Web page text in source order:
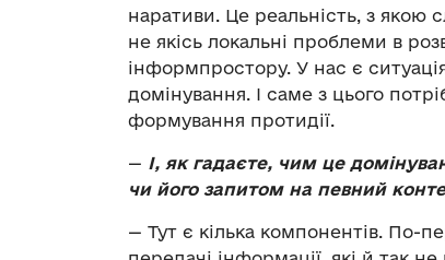
наративи. Це реальність, з якою
не якісь локальні проблеми в
інформпростору. У нас є
домінування. І саме з цього
формування протидії.
— І, як гадаєте, чим це
чи його запитом на певний
— Тут є кілька компонентів. По-